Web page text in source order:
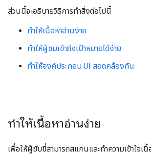
ส่วนนี้จะอธิบายวิธีการทำสิ่งต่อไปนี้
ทำให้เนื้อหาอ่านง่าย
ทำให้ผู้ชมเข้าถึงเป้าหมายได้ง่าย
ทำให้องค์ประกอบ UI สอดคล้องกัน
ทำให้เนื้อหาอ่านง่าย
เพื่อให้ผู้ขับขี่สามารถสแกนและทำความเข้าใจเ